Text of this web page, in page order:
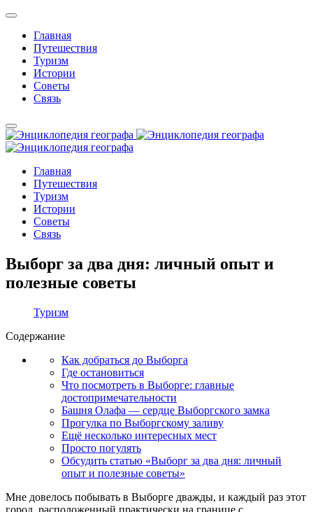
Главная
Путешествия
Туризм
Истории
Советы
Связь
Главная
Путешествия
Туризм
Истории
Советы
Связь
Выборг за два дня: личный опыт и
полезные советы
Туризм
Содержание
Как добраться до Выборга
Где остановиться
Что посмотреть в Выборге: главные
достопримечательности
Башня Олафа — сердце Выборгского замка
Прогулка по Выборгскому заливу
Ещё несколько интересных мест
Просто погулять
Обсудить статью «Выборг за два дня: личный
опыт и полезные советы»
Мне довелось побывать в Выборге дважды, и каждый раз этот
город, расположенный практически на границе с